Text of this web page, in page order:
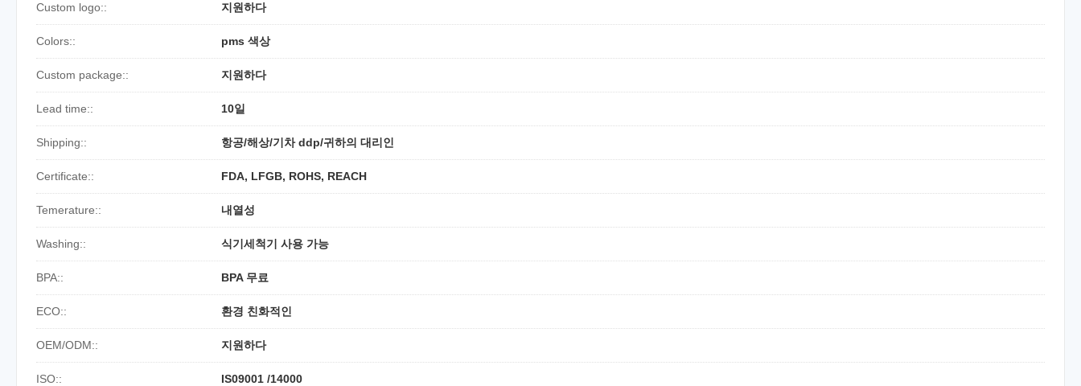
Custom logo:: 지원하다
Colors:: pms 색상
Custom package:: 지원하다
Lead time:: 10일
Shipping:: 항공/해상/기차 ddp/귀하의 대리인
Certificate:: FDA, LFGB, ROHS, REACH
Temerature:: 내열성
Washing:: 식기세척기 사용 가능
BPA:: BPA 무료
ECO:: 환경 친화적인
OEM/ODM:: 지원하다
ISO:: IS09001 /14000